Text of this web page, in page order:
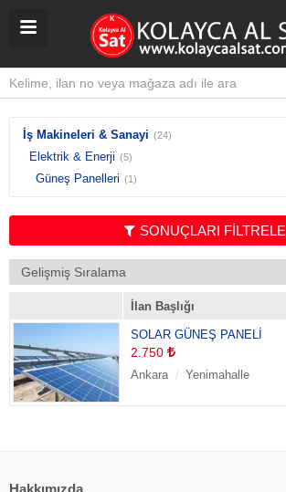
İş Makineleri & Sanayi (24)
Elektrik & Enerji (5)
Güneş Panelleri (1)
SONUÇLARI FİLTRELE
İlan Başlığı
SOLAR GÜNEŞ PANELİ
2.750
Ankara Yenimahalle
Hakkımızda